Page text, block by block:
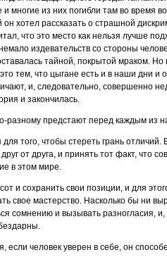
многие из них погибли там во время
хотел рассказать о страшной
что это место как нельзя лучше
издевательств со стороны
тайной, покрытой мраком. Но
тем, что цыгане есть и в наши дни и
и, следовательно, совершенно
и закончилась.
разному предстают перед каждым из
того, чтобы стереть грань отличий.
от друга, и принять тот факт, что
в этом мире.
и сохранить свои позиции, и для
свое мастерство. Насколько бы ни
сомнению и вызывать разногласия,
человек уверен в себе, он